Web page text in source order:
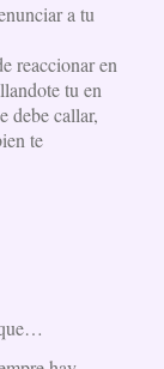
a tu
reaccionar en
tu en
debe callar,
te